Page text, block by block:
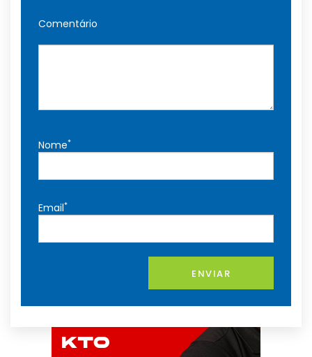
Comentário
Nome*
Email*
ENVIAR